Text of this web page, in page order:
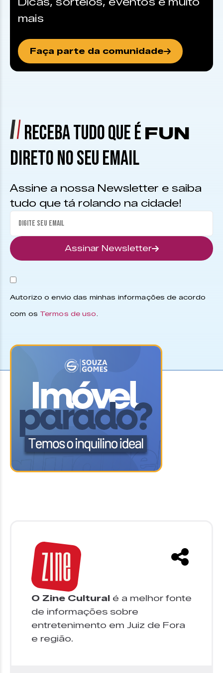
mais
Faça parte da comunidade
RECEBA TUDO QUE É FUN
DIRETO NO SEU EMAIL
Assine a nossa Newsletter e saiba
tudo que tá rolando na cidade!
Assinar Newsletter
Autorizo o envio das minhas informações de acordo
com os Termos de uso.
O Zine Cultural é a melhor fonte
de informações sobre
entretenimento em Juiz de Fora
e região.